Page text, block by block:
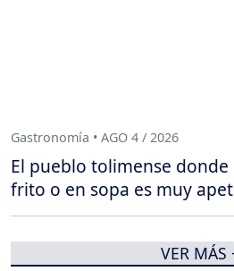
Gastronomía • AGO 4 / 2026
El pueblo tolimense donde
frito o en sopa es muy
VER MÁS